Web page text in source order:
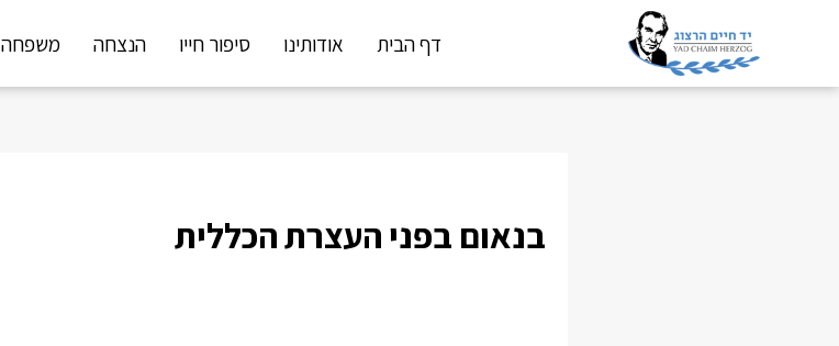
דף הבית אודותינו סיפור חייו הנצחה משפחה
בנאום בפני העצרת הכללית